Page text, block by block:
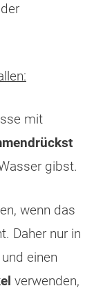
mit
gibst.
wenn das
Daher nur in
einen
verwenden,